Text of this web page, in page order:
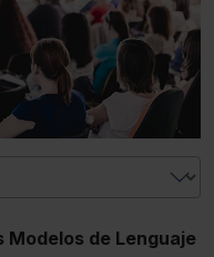
de Lenguaje